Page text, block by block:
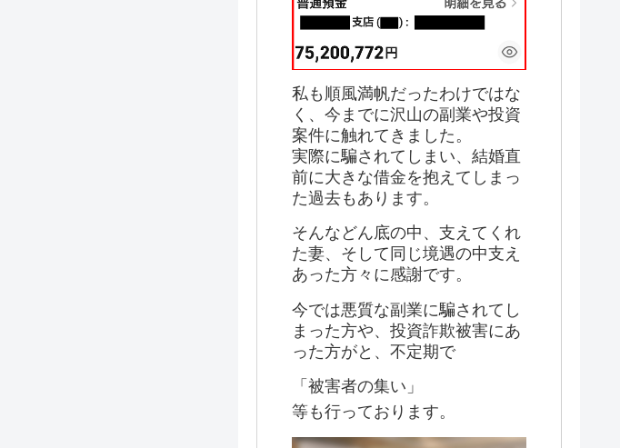
私も順風満帆だったわけではな
く、今までに沢山の副業や投資
案件に触れてきました。
実際に騙されてしまい、結婚直
前に大きな借金を抱えてしまっ
た過去もあります。
そんなどん底の中、支えてくれ
た妻、そして同じ境遇の中支え
あった方々に感謝です。
今では悪質な副業に騙されてし
まった方や、投資詐欺被害にあ
った方がと、不定期で
「被害者の集い」
等も行っております。